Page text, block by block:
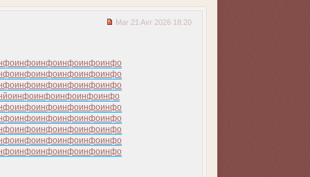
Mar 21 Avr 2026 18:20
инфоинфоинфоинфоинфо
инфоинфоинфоинфоинфо
инфоинфоинфоинфоинфо
инфоинфоинфоинфоинфо
инфоинфоинфоинфоинфо
инфоинфоинфоинфоинфо
инфоинфоинфоинфоинфо
инфоинфоинфоинфоинфо
инфоинфоинфоинфоинфо